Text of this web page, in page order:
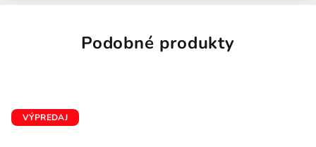
Podobné produkty
VÝPREDAJ